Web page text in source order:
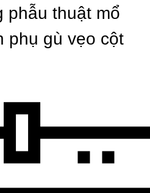
phẫu thuật mổ
phụ gù vẹo cột